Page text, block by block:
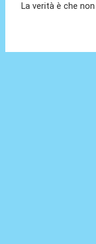
La verità è che